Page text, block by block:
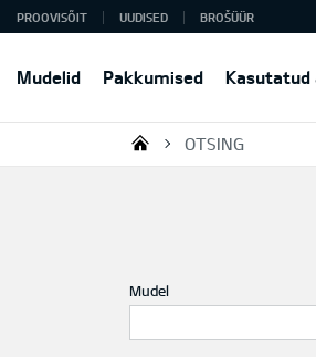
Mudelid Pakkumised Kasutatud
PROOVISÕIT UUDISED BROŠÜÜR
KIA AUTO AS
OTSING
Mudel